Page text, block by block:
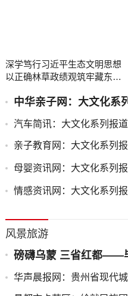
深学笃行习近平生态文明思想
以正确林草政绩观筑牢藏东高
中华亲子网：大文化系
报道之二
汽车简讯：大文化系列报
亲子教育网：大文化系列
母婴资讯网：大文化系列
情感资讯网：大文化系列
风景旅游
磅礴乌蒙 三省红都——
之五
华声晨报网：贵州省现代